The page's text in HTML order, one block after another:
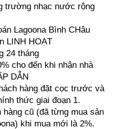
trường nhạc nước rộng
Lagoona Bình CHâu
LINH HOẠT
24 tháng
cho đến khi nhận nhà
DẪN
hàng đặt cọc trước và
thức giai đoạn 1.
cũ (đã từng mua sản
khi mua mới là 2%.